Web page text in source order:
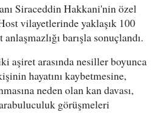
Siraceddin Hakkani'nin özel
vilayetlerinde yaklaşık 100
barışla sonuçlandı.
aşiret arasında nesiller boyunca
hayatını kaybetmesine,
neden olan kan davası,
görüşmeleri